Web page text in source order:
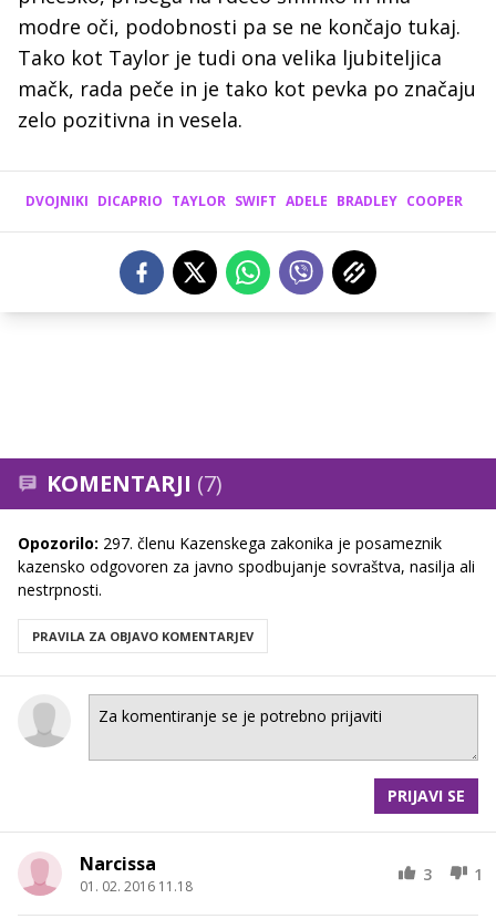
modre oči, podobnosti pa se ne končajo tukaj.
Tako kot Taylor je tudi ona velika ljubiteljica
mačk, rada peče in je tako kot pevka po značaju
zelo pozitivna in vesela.
DVOJNIKI DICAPRIO TAYLOR SWIFT ADELE BRADLEY COOPER
KOMENTARJI (7)
Opozorilo: 297. členu Kazenskega zakonika je posameznik
kazensko odgovoren za javno spodbujanje sovraštva, nasilja ali
nestrpnosti.
PRAVILA ZA OBJAVO KOMENTARJEV
PRIJAVI SE
Narcissa
01. 02. 2016 11.18
3 1